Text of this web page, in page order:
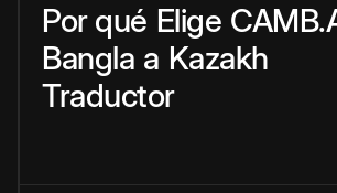
Por qué Elige
Bangla a Kazakh
Traductor